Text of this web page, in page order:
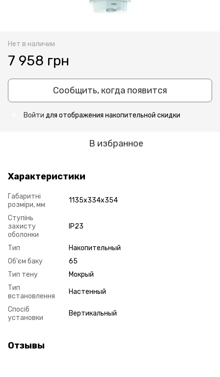
Нет в наличии
7 958 грн
Сообщить, когда появится
Войти для отображения накопительной скидки
В избранное
Характеристики
Габаритні
розміри, мм
1135x334x354
Ступінь
захисту
оболонки
IP23
Тип
Накопительный
Об'єм баку
65
Тип тену
Мокрый
Тип
встановлення
Настенный
Спосіб
установки
Вертикальный
Отзывы